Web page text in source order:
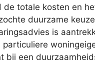
de totale kosten en
duurzame
is
particuliere
bij een